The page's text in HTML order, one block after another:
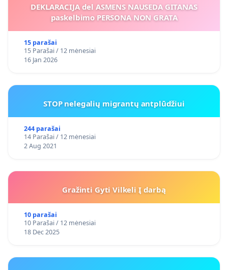
DEKLARACIJA del ASMENS NAUSEDA GITANAS
paskelbimo PERSONA NON GRATA
15 parašai
15 Parašai / 12 mėnesiai
16 Jan 2026
STOP nelegalių migrantų antplūdžiui
244 parašai
14 Parašai / 12 mėnesiai
2 Aug 2021
Gražinti Gyti Vilkeli Į darbą
10 parašai
10 Parašai / 12 mėnesiai
18 Dec 2025